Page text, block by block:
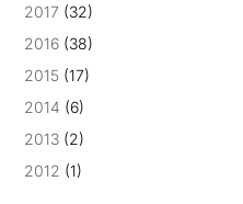
2017 (32)
2016 (38)
2015 (17)
2014 (6)
2013 (2)
2012 (1)